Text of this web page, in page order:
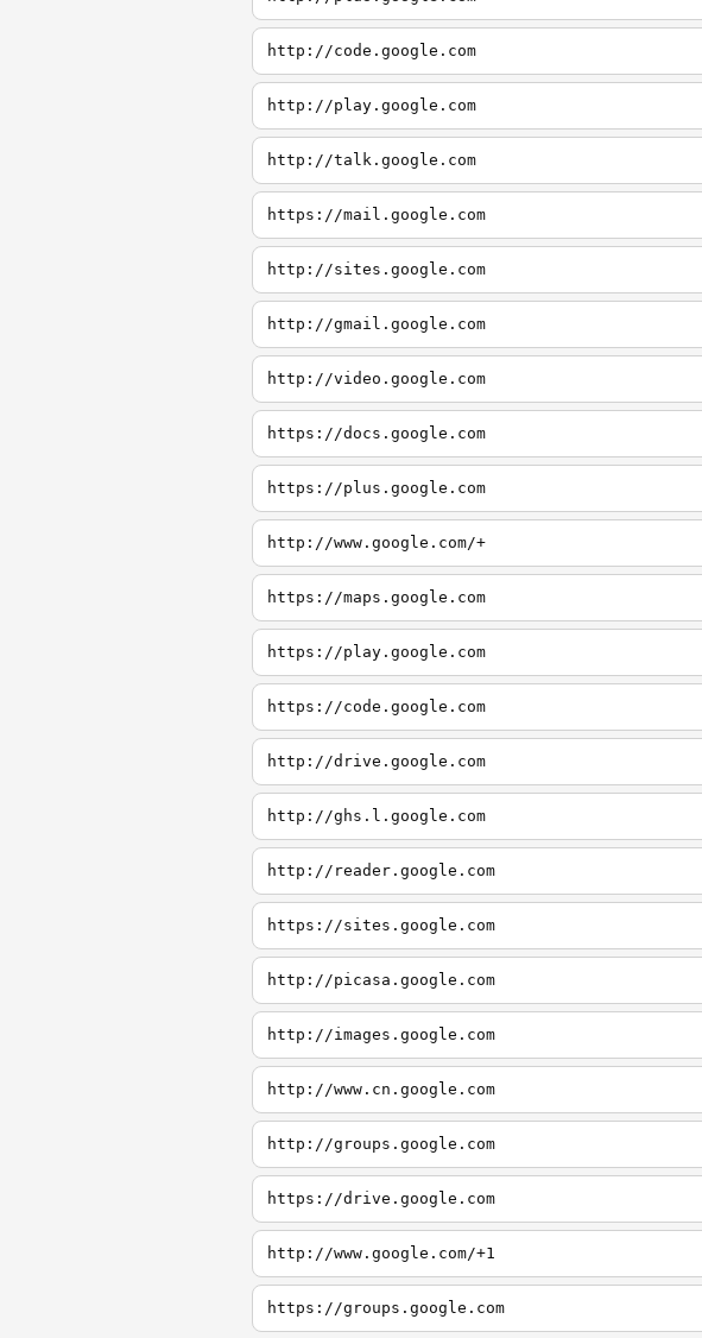
http://code.google.com
http://play.google.com
http://talk.google.com
https://mail.google.com
http://sites.google.com
http://gmail.google.com
http://video.google.com
https://docs.google.com
https://plus.google.com
http://www.google.com/+
https://maps.google.com
https://play.google.com
https://code.google.com
http://drive.google.com
http://ghs.l.google.com
http://reader.google.com
https://sites.google.com
http://picasa.google.com
http://images.google.com
http://www.cn.google.com
http://groups.google.com
https://drive.google.com
http://www.google.com/+1
https://groups.google.com